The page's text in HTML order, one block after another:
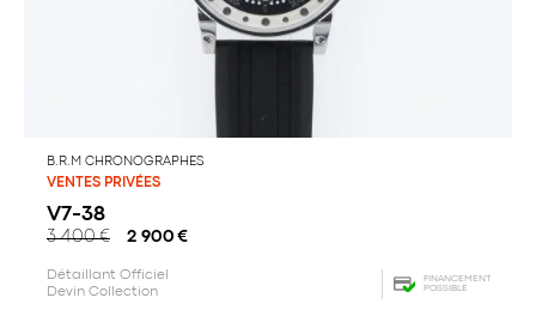
B.R.M CHRONOGRAPHES
VENTES PRIVÉES
V7-38
3 400€ 2 900 €
Détaillant Officiel
Devin Collection
FINANCEMENT
POSSIBLE